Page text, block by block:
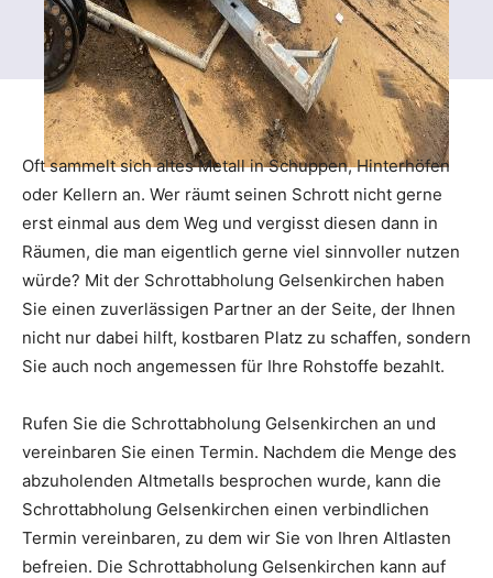
Oft sammelt sich altes Metall in Schuppen, Hinterhöfen
oder Kellern an. Wer räumt seinen Schrott nicht gerne
erst einmal aus dem Weg und vergisst diesen dann in
Räumen, die man eigentlich gerne viel sinnvoller nutzen
würde? Mit der Schrottabholung Gelsenkirchen haben
Sie einen zuverlässigen Partner an der Seite, der Ihnen
nicht nur dabei hilft, kostbaren Platz zu schaffen, sondern
Sie auch noch angemessen für Ihre Rohstoffe bezahlt.
Rufen Sie die Schrottabholung Gelsenkirchen an und
vereinbaren Sie einen Termin. Nachdem die Menge des
abzuholenden Altmetalls besprochen wurde, kann die
Schrottabholung Gelsenkirchen einen verbindlichen
Termin vereinbaren, zu dem wir Sie von Ihren Altlasten
befreien. Die Schrottabholung Gelsenkirchen kann auf